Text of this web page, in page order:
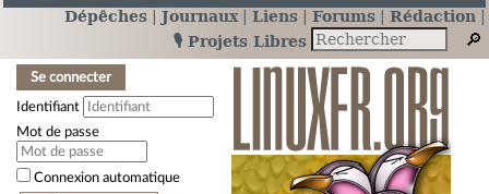
Dépêches Journaux Liens Forums
Rédaction
🎙️ Projets Libres
Se connecter
Identifiant
Mot de passe
Connexion automatique